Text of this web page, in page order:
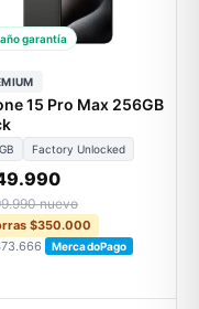
garantía
15 Pro Max 256GB
Factory Unlocked
nuevo
$350.000
MercadoPago